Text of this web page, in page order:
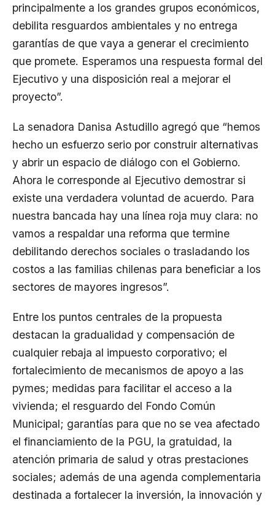
principalmente a los grandes grupos económicos,
debilita resguardos ambientales y no entrega
garantías de que vaya a generar el crecimiento
que promete. Esperamos una respuesta formal del
Ejecutivo y una disposición real a mejorar el
proyecto”.
La senadora Danisa Astudillo agregó que “hemos
hecho un esfuerzo serio por construir alternativas
y abrir un espacio de diálogo con el Gobierno.
Ahora le corresponde al Ejecutivo demostrar si
existe una verdadera voluntad de acuerdo. Para
nuestra bancada hay una línea roja muy clara: no
vamos a respaldar una reforma que termine
debilitando derechos sociales o trasladando los
costos a las familias chilenas para beneficiar a los
sectores de mayores ingresos”.
Entre los puntos centrales de la propuesta
destacan la gradualidad y compensación de
cualquier rebaja al impuesto corporativo; el
fortalecimiento de mecanismos de apoyo a las
pymes; medidas para facilitar el acceso a la
vivienda; el resguardo del Fondo Común
Municipal; garantías para que no se vea afectado
el financiamiento de la PGU, la gratuidad, la
atención primaria de salud y otras prestaciones
sociales; además de una agenda complementaria
destinada a fortalecer la inversión, la innovación y